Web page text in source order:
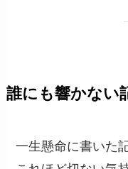
誰にも響かない
一生懸命に書いた